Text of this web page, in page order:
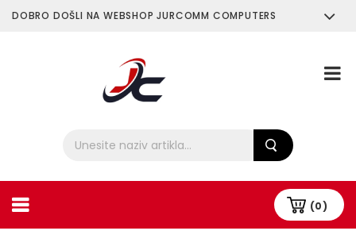
DOBRO DOŠLI NA WEBSHOP JURCOMM COMPUTERS
(0)